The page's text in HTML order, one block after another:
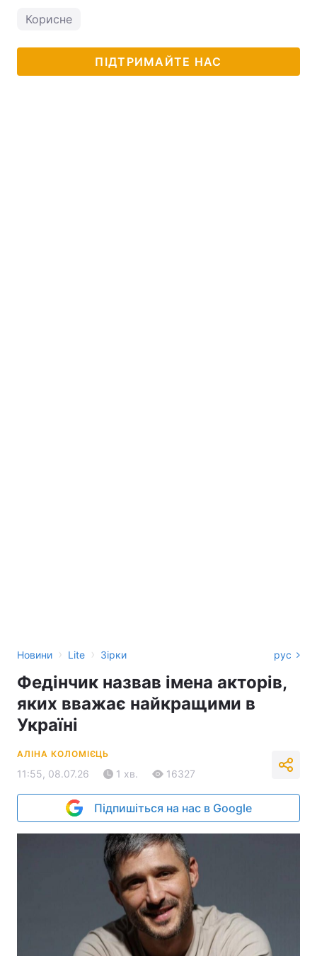
Корисне
ПІДТРИМАЙТЕ НАС
Новини › Lite › Зірки рус
Федінчик назвав імена акторів,
яких вважає найкращими в
Україні
АЛІНА КОЛОМІЄЦЬ
11:55, 08.07.26 1 хв. 16327
Підпишіться на нас в Google